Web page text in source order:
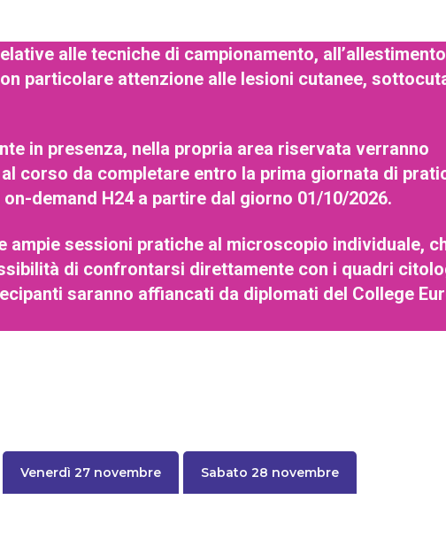
alle tecniche di campionamento,
particolare attenzione alle lesioni cutanee,
in presenza, nella propria area riservata verranno
corso da completare entro la prima giornata di
demand H24 a partire dal giorno 01/10/2026.
ampie sessioni pratiche al microscopio individuale,
di confrontarsi direttamente con i quadri
saranno affiancati da diplomati del College
Venerdì 27 novembre Sabato 28 novembre